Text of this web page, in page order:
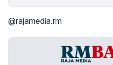
@rajamedia.rm